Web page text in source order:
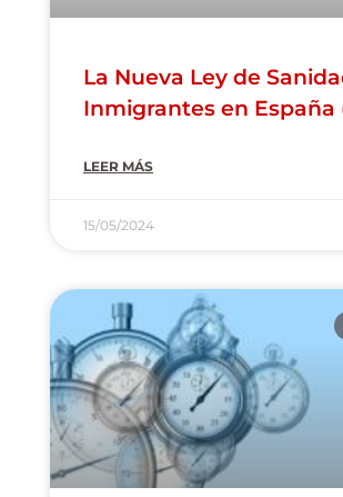
La Nueva Ley de
Inmigrantes en España
LEER MÁS
15/05/2024